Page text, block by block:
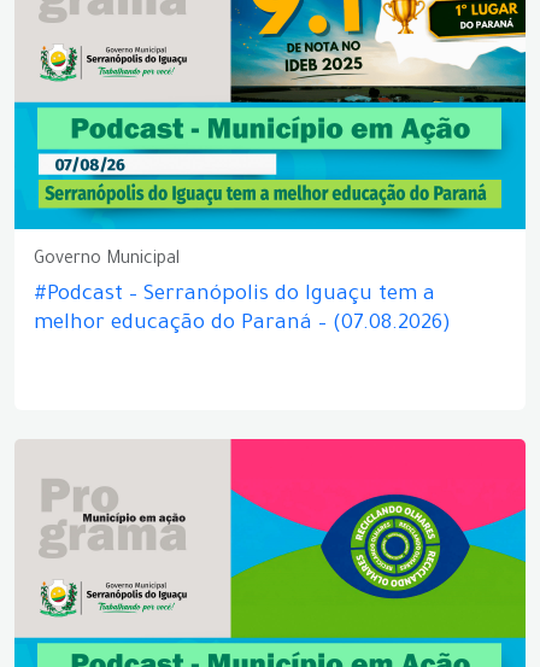
Governo Municipal
#Podcast – Serranópolis do Iguaçu tem a
melhor educação do Paraná – (07.08.2026)